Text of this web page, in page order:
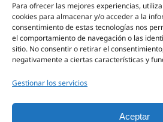
Para ofrecer las mejores experiencias,
cookies para almacenar y/o acceder a la
consentimiento de estas tecnologías nos
el comportamiento de navegación o las
sitio. No consentir o retirar el
negativamente a ciertas características y
Gestionar los servicios
Aceptar
Importe de la ayuda: 3.478,02 €
Potencia (kW): 10
Capacidad de almacenamiento (kWh): NO HAY
Real Decreto 477/2021, de 29 de junio